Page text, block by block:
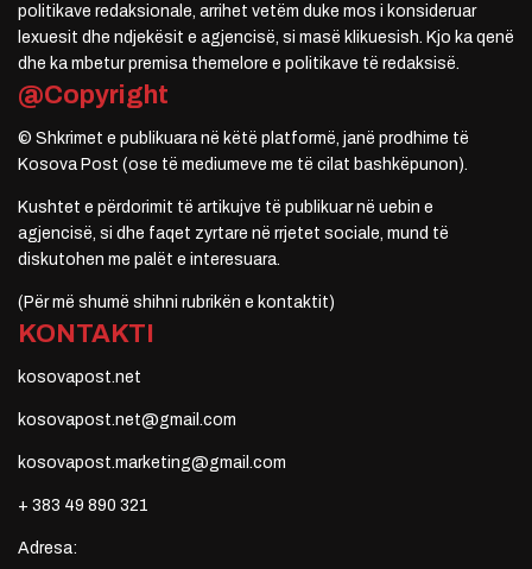
politikave redaksionale, arrihet vetëm duke mos i konsideruar
lexuesit dhe ndjekësit e agjencisë, si masë klikuesish. Kjo ka qenë
dhe ka mbetur premisa themelore e politikave të redaksisë.
@Copyright
© Shkrimet e publikuara në këtë platformë, janë prodhime të
Kosova Post (ose të mediumeve me të cilat bashkëpunon).
Kushtet e përdorimit të artikujve të publikuar në uebin e
agjencisë, si dhe faqet zyrtare në rrjetet sociale, mund të
diskutohen me palët e interesuara.
(Për më shumë shihni rubrikën e kontaktit)
KONTAKTI
kosovapost.net
kosovapost.net@gmail.com
kosovapost.marketing@gmail.com
+ 383 49 890 321
Adresa: